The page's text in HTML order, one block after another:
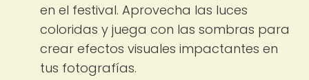
en el festival. Aprovecha las luces
coloridas y juega con las sombras para
crear efectos visuales impactantes en
tus fotografías.